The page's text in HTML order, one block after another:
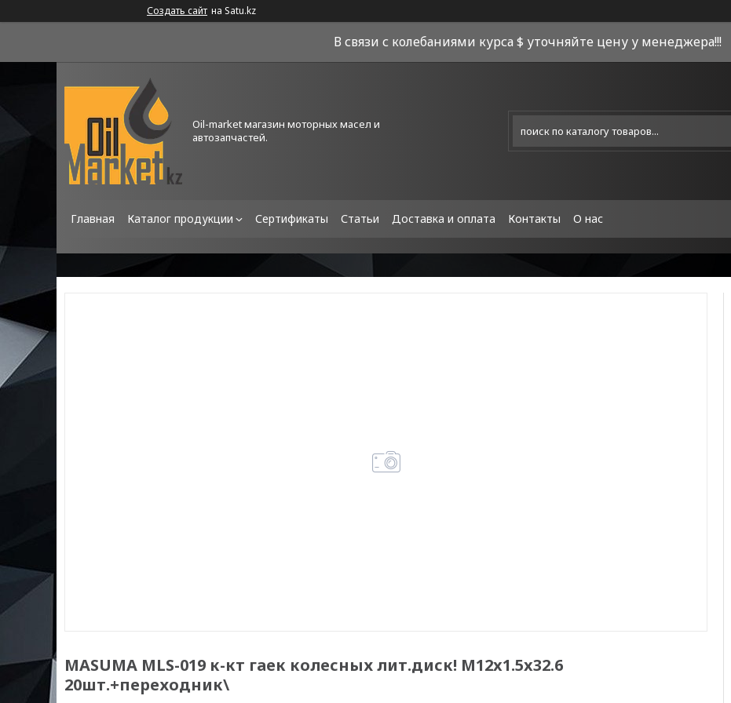
Создать сайт на Satu.kz
В связи с колебаниями курса $ уточняйте цену у менеджера!!!
Oil-market магазин моторных масел и
автозапчастей.
Главная Каталог продукции Сертификаты Статьи Доставка и оплата Контакты О нас
MASUMA MLS-019 к-кт гаек колесных лит.диск! M12x1.5x32.6
20шт.+переходник\